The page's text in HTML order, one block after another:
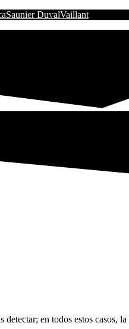
Saunier DuvalVaillant
en todos estos casos,